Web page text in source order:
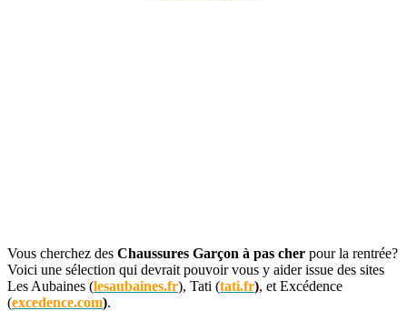
Vous cherchez des Chaussures Garçon à pas cher pour la rentrée?
Voici une sélection qui devrait pouvoir vous y aider issue des sites
Les Aubaines (lesaubaines.fr), Tati (tati.fr), et Excédence
(excedence.com).